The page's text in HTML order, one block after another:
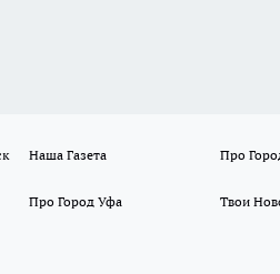
Наша Газета Про
Про Город Уфа Твои